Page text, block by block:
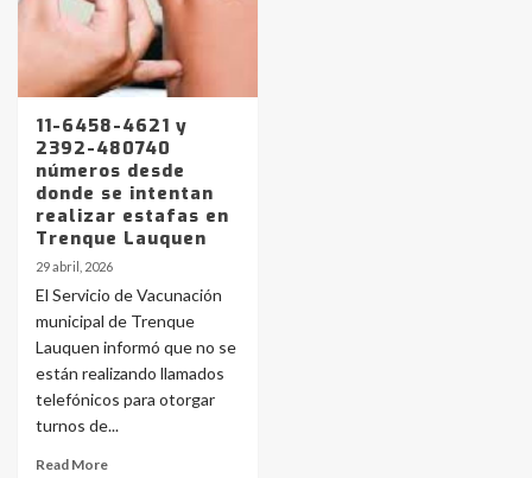
11-6458-4621 y
2392-480740
números desde
donde se intentan
realizar estafas en
Trenque Lauquen
29 abril, 2026
El Servicio de Vacunación
municipal de Trenque
Lauquen informó que no se
están realizando llamados
telefónicos para otorgar
turnos de...
Read More
Identidad de los adolescentes
pampeanos que fueron
protagonistas del fatal accidente
Accidente en Ruta 5: falleció un
joven de Trenque Lauquen
5
Los precios de los combustibles en
La Pampa, desde YPF hasta Axion
entre 857 a 1338 pesos